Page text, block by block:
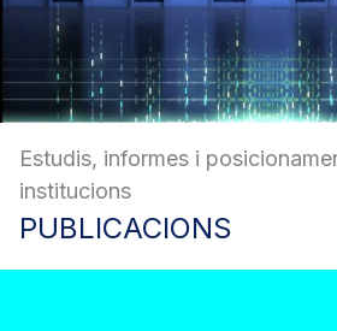
Estudis, informes i
institucions
PUBLICACIONS